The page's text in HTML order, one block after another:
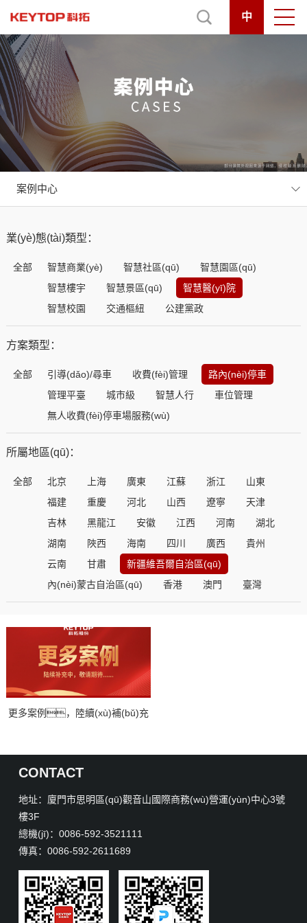
中
案例中心
業(yè)態(tài)類型：
全部 智慧商業(yè) 智慧社區(qū)
智慧園區(qū)
智慧樓宇
智慧景區(qū)
智慧醫(yī)院
智慧校園
交通樞紐 公建黨政
方案類型：
全部 引導(dǎo)/尋車 收費(fèi)管理
路內(nèi)停車
管理平臺
城市級 智慧人行
車位管理
無人收費(fèi)停車場服務(wù)
所屬地區(qū)：
全部 北京 上海 廣東 江蘇 浙江
山東
福建
重慶 河北 山西 遼寧
天津
吉林
黑龍江 安徽 江西 河南
湖北
湖南
陜西 海南 四川 廣西
貴州
云南
甘肅
新疆維吾爾自治區(qū)
內(nèi)蒙古自治區(qū)
香港 澳門 臺灣
更多案例，陸續(xù)補(bǔ)充
CONTACT
地址：廈門市思明區(qū)觀音山國際商務(wù)營運(yùn)中心3號
樓3F
總機(jī)：0086-592-3521111
傳真：0086-592-2611689